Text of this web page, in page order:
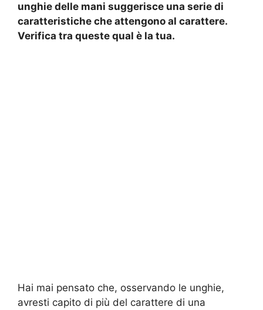
unghie delle mani suggerisce una serie di
caratteristiche che attengono al carattere.
Verifica tra queste qual è la tua.
Hai mai pensato che, osservando le unghie,
avresti capito di più del carattere di una